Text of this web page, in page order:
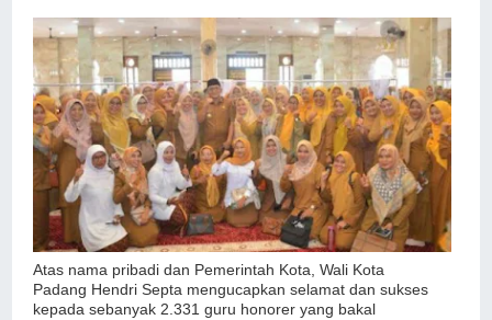
Atas nama pribadi dan Pemerintah Kota, Wali Kota
Padang Hendri Septa mengucapkan selamat dan sukses
kepada sebanyak 2.331 guru honorer yang bakal